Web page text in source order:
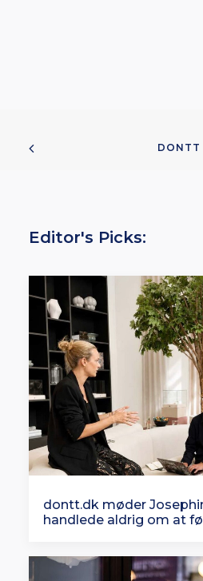
DONTT
Editor's Picks:
dontt.dk møder
handlede aldrig om at